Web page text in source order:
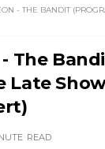
- THE BANDIT
The
Late
READ